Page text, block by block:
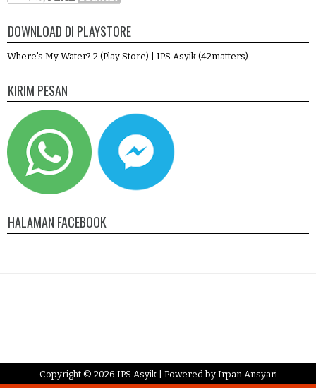
DOWNLOAD DI PLAYSTORE
Where's My Water? 2 (Play Store) IPS Asyik (42matters)
KIRIM PESAN
HALAMAN FACEBOOK
Copyright © 2026 IPS Asyik| Powered by Irpan Ansyari